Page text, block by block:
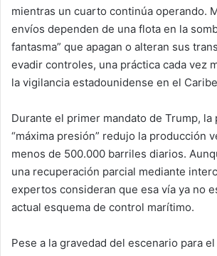
mientras un cuarto continúa operando.
envíos dependen de una flota en la
fantasma” que apagan o alteran sus
evadir controles, una práctica cada vez
la vigilancia estadounidense en el
Durante el primer mandato de Trump, la
“máxima presión” redujo la producción
menos de 500.000 barriles diarios.
una recuperación parcial mediante
expertos consideran que esa vía ya no
actual esquema de control marítimo.
Pese a la gravedad del escenario para